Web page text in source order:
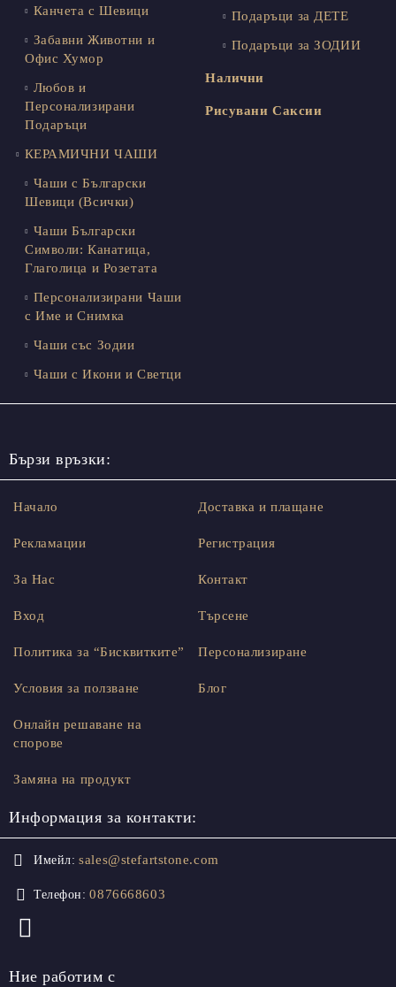
Канчета с Шевици
Забавни Животни и
Офис Хумор
Любов и
Персонализирани
Подаръци
КЕРАМИЧНИ ЧАШИ
Чаши с Български
Шевици (Всички)
Чаши Български
Символи: Канатица,
Глаголица и Розетата
Персонализирани Чаши
с Име и Снимка
Чаши със Зодии
Чаши с Икони и Светци
Подаръци за ДЕТЕ
Подаръци за ЗОДИИ
Налични
Рисувани Саксии
Бързи връзки:
Начало
Рекламации
За Нас
Вход
Доставка и плащане
Регистрация
Контакт
Търсене
Политика за “Бисквитките”
Условия за ползване
Онлайн решаване на
спорове
Замяна на продукт
Персонализиране
Блог
Информация за контакти:
Имейл: sales@stefartstone.com
Телефон: 0876668603
Ние работим с